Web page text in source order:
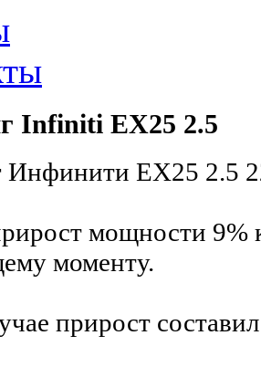
Infiniti EX25 2.5
EX25 2.5
мощности
моменту.
прирост